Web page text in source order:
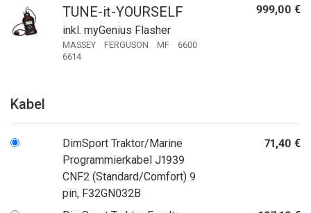
TUNE-it-YOURSELF
inkl. myGenius Flasher
MASSEY FERGUSON MF 6600
6614
999,00 €
Kabel
DimSport Traktor/Marine
Programmierkabel J1939
CNF2 (Standard/Comfort) 9
pin, F32GN032B
71,40 €